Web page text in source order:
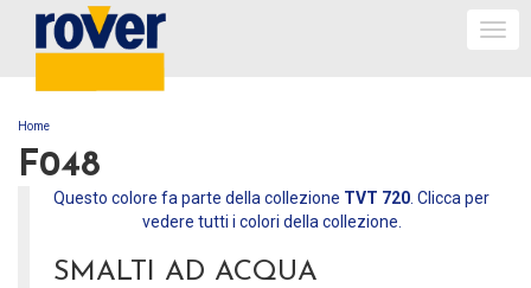
TU SEI QUI
Home
F048
Questo colore fa parte della collezione TVT 720 . Clicca per
vedere tutti i colori della collezione.
SMALTI AD ACQUA